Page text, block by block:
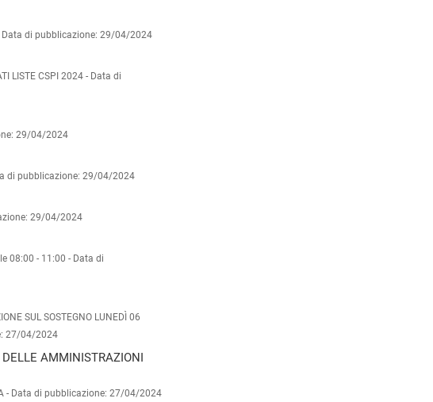
Data di pubblicazione: 29/04/2024
LISTE CSPI 2024 - Data di
29/04/2024
di pubblicazione: 29/04/2024
29/04/2024
08:00 - 11:00 - Data di
SUL SOSTEGNO LUNEDÌ 06
27/04/2024
AMMINISTRAZIONI
- Data di pubblicazione: 27/04/2024